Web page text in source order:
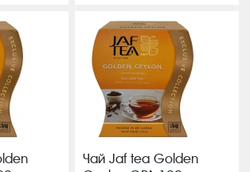
Чай Jaf tea Golden